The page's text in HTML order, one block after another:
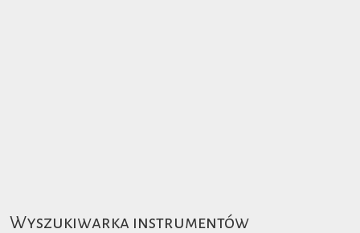
Wyszukiwarka instrumentów